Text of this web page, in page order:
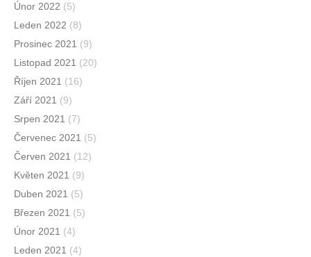
Únor 2022 (5)
Leden 2022 (8)
Prosinec 2021 (9)
Listopad 2021 (20)
Říjen 2021 (16)
Září 2021 (9)
Srpen 2021 (7)
Červenec 2021 (5)
Červen 2021 (12)
Květen 2021 (9)
Duben 2021 (5)
Březen 2021 (5)
Únor 2021 (4)
Leden 2021 (4)